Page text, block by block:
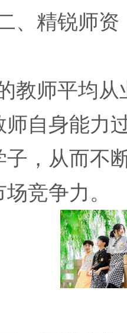
、精锐师资
师平均从
自身能力
，从而不
竞争力。